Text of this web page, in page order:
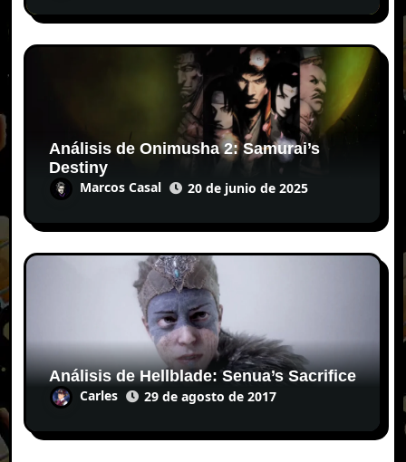
Análisis de Onimusha 2: Samurai’s
Destiny
Marcos Casal 20 de junio de 2025
Análisis de Hellblade: Senua’s Sacrifice
Carles 29 de agosto de 2017